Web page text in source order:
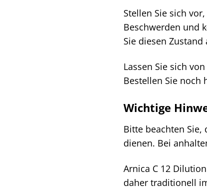
Stellen Sie sich
Beschwerden und
Sie diesen
Lassen Sie sich
Bestellen Sie noch
Wichtige
Bitte beachten
dienen. Bei
Arnica C 12
daher traditionell